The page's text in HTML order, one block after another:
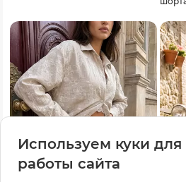
Используем куки
работы сайта
-30%